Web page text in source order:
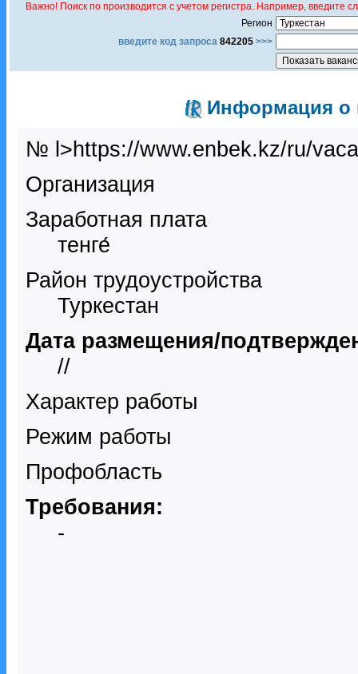
Важно! Поиск по производится с учетом регистра. Например,
Регион
введите код запроса 842205 >>>
Информация о
№ l>https://www.enbek.kz/ru/
Организация
Заработная плата
тенге́
Район трудоустройства
Туркестан
Дата размещения/
//
Характер работы
Режим работы
Профобласть
Требования:
-